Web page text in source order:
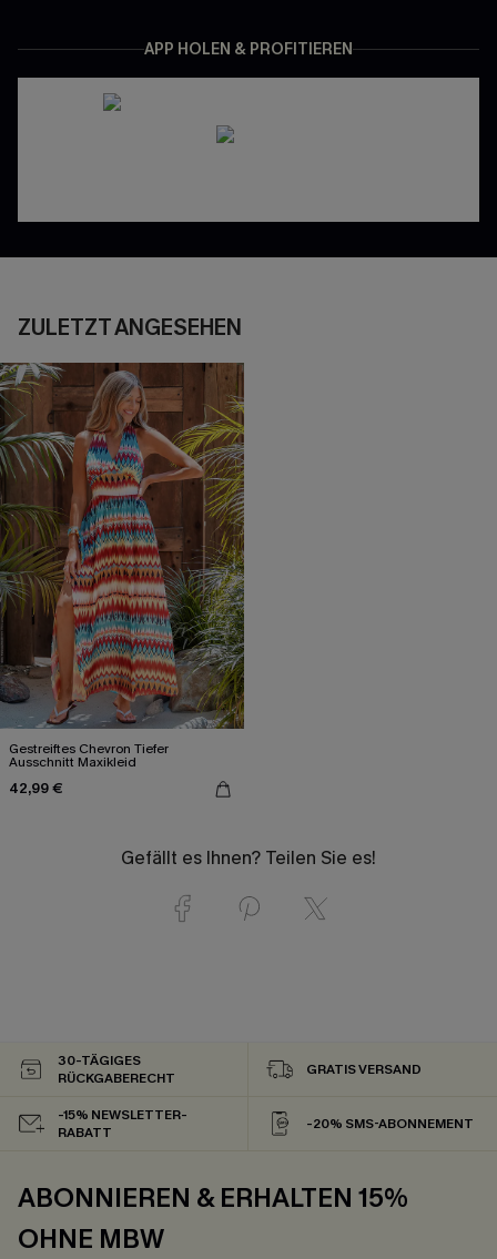
APP HOLEN & PROFITIEREN
ZULETZT ANGESEHEN
Gestreiftes Chevron Tiefer
Ausschnitt Maxikleid
42,99 €
Gefällt es Ihnen? Teilen Sie es!
30-TÄGIGES
RÜCKGABERECHT
GRATIS VERSAND
-15% NEWSLETTER-
RABATT
-20% SMS-ABONNEMENT
ABONNIEREN & ERHALTEN 15%
OHNE MBW